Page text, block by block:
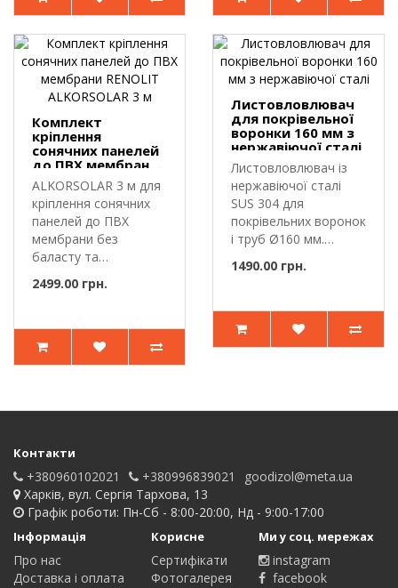
Комплект
кріплення
сонячних панелей
до ПВХ мембрани
RENOLIT
ALKORSOLAR 3 м
ALKORSOLAR 3 м для
кріплення сонячних
панелей до ПВХ
мембрани без
баласту та
2499.00 грн.
Листовловлювач
для покрівельної
воронки 160 мм з
нержавіючої сталі
Листовловлювач із
нержавіючої сталі
SUS 304 для
покрівельних воронок
і труб Ø160 мм.
1490.00 грн.
Контакти
+380960102021 +380996839021
goodizol@meta.ua
Харків, вул. Сергія Тархова, 13
Графік роботи: Пн-Сб - 8:00-20:00, Нд - 9:00-17:00
Інформація
Про нас
Доставка і оплата
Корисне
Сертифікати
Фотогалерея
Ми у соц. мережах
instagram
facebook